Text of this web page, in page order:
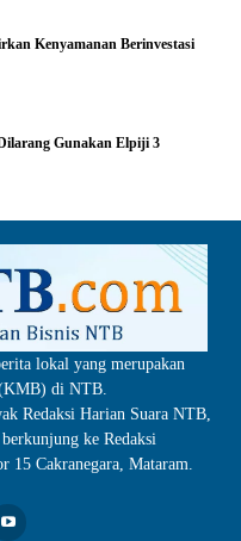
Kenyamanan Berinvestasi
Gunakan Elpiji 3
lokal yang merupakan
di NTB.
Redaksi Harian Suara NTB,
ke Redaksi
Cakranegara, Mataram.